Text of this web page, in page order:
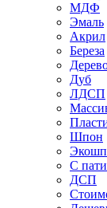
МДФ
Эмаль
Акрил
Береза
Дуб
ЛДСП
Шпон
С
ДСП